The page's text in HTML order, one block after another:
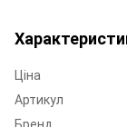
Ціна
Артикул
Бренд